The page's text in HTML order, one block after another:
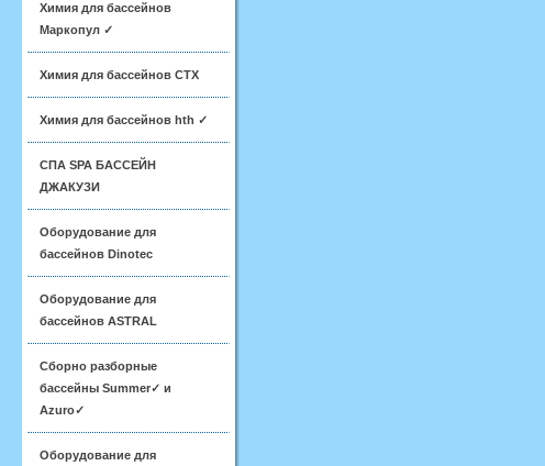
Химия для бассейнов
Маркопул ✓
Химия для бассейнов CTX
Химия для бассейнов hth ✓
СПА SPA БАССЕЙН
ДЖАКУЗИ
Оборудование для
бассейнов Dinotec
Оборудование для
бассейнов ASTRAL
Сборно разборные
бассейны Summer✓ и
Azuro✓
Оборудование для